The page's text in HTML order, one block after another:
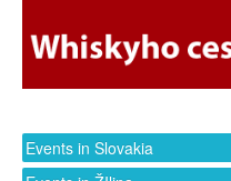
Events in Slovakia